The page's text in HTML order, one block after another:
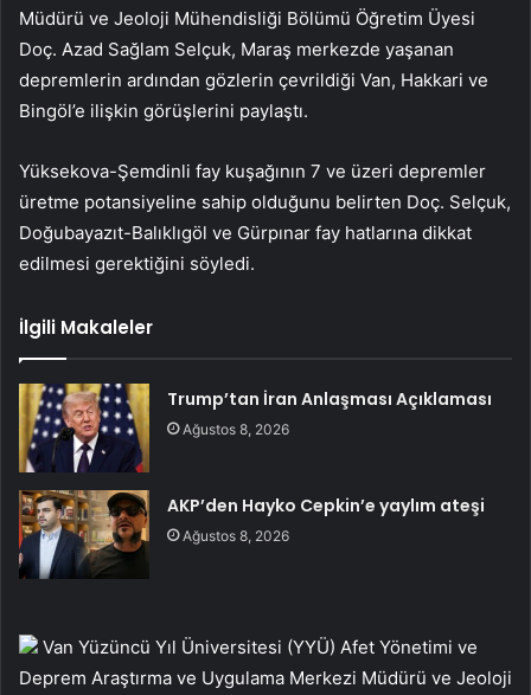
Müdürü ve Jeoloji Mühendisliği Bölümü Öğretim Üyesi
Doç. Azad Sağlam Selçuk, Maraş merkezde yaşanan
depremlerin ardından gözlerin çevrildiği Van, Hakkari ve
Bingöl’e ilişkin görüşlerini paylaştı.
Yüksekova-Şemdinli fay kuşağının 7 ve üzeri depremler
üretme potansiyeline sahip olduğunu belirten Doç. Selçuk,
Doğubayazıt-Balıklıgöl ve Gürpınar fay hatlarına dikkat
edilmesi gerektiğini söyledi.
İlgili Makaleler
Trump’tan İran Anlaşması Açıklaması
Ağustos 8, 2026
AKP’den Hayko Cepkin’e yaylım ateşi
Ağustos 8, 2026
Van Yüzüncü Yıl Üniversitesi (YYÜ) Afet Yönetimi ve
Deprem Araştırma ve Uygulama Merkezi Müdürü ve Jeoloji